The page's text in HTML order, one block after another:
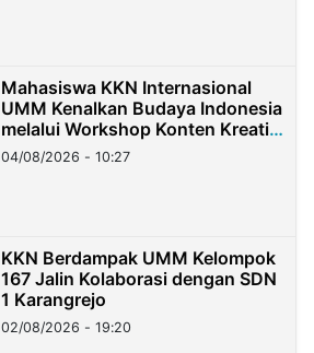
Mahasiswa KKN Internasional
UMM Kenalkan Budaya Indonesia
melalui Workshop Konten Kreatif
di Taiwan
04/08/2026 - 10:27
KKN Berdampak UMM Kelompok
167 Jalin Kolaborasi dengan SDN
1 Karangrejo
02/08/2026 - 19:20